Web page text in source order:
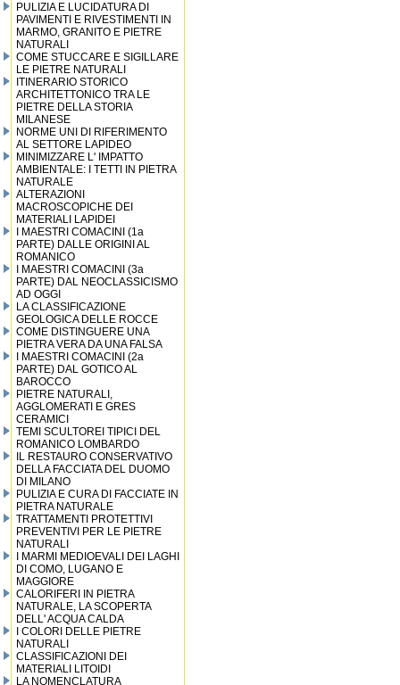
PULIZIA E LUCIDATURA DI
PAVIMENTI E RIVESTIMENTI IN
MARMO, GRANITO E PIETRE
NATURALI
COME STUCCARE E SIGILLARE
LE PIETRE NATURALI
ITINERARIO STORICO
ARCHITETTONICO TRA LE
PIETRE DELLA STORIA
MILANESE
NORME UNI DI RIFERIMENTO
AL SETTORE LAPIDEO
MINIMIZZARE L' IMPATTO
AMBIENTALE: I TETTI IN PIETRA
NATURALE
ALTERAZIONI
MACROSCOPICHE DEI
MATERIALI LAPIDEI
I MAESTRI COMACINI (1a
PARTE) DALLE ORIGINI AL
ROMANICO
I MAESTRI COMACINI (3a
PARTE) DAL NEOCLASSICISMO
AD OGGI
LA CLASSIFICAZIONE
GEOLOGICA DELLE ROCCE
COME DISTINGUERE UNA
PIETRA VERA DA UNA FALSA
I MAESTRI COMACINI (2a
PARTE) DAL GOTICO AL
BAROCCO
PIETRE NATURALI,
AGGLOMERATI E GRES
CERAMICI
TEMI SCULTOREI TIPICI DEL
ROMANICO LOMBARDO
IL RESTAURO CONSERVATIVO
DELLA FACCIATA DEL DUOMO
DI MILANO
PULIZIA E CURA DI FACCIATE IN
PIETRA NATURALE
TRATTAMENTI PROTETTIVI
PREVENTIVI PER LE PIETRE
NATURALI
I MARMI MEDIOEVALI DEI LAGHI
DI COMO, LUGANO E
MAGGIORE
CALORIFERI IN PIETRA
NATURALE, LA SCOPERTA
DELL' ACQUA CALDA
I COLORI DELLE PIETRE
NATURALI
CLASSIFICAZIONI DEI
MATERIALI LITOIDI
LA NOMENCLATURA